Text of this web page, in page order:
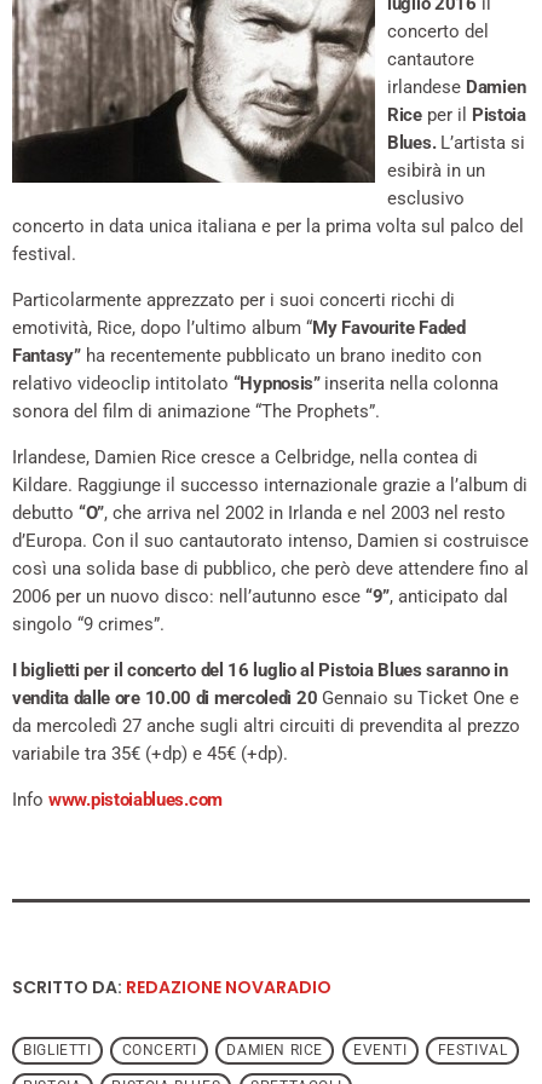
concerto del
cantautore
irlandese Damien
Riceper il Pistoia
Blues.L’artista si
esibirà in un
esclusivo
concerto in data unica italiana e per la prima volta sul palco del
festival.
Particolarmente apprezzato per i suoi concerti ricchi di
emotività, Rice, dopo l’ultimo album “My Favourite Faded
Fantasy”ha recentemente pubblicato un brano inedito con
relativo videoclip intitolato “Hypnosis” inserita nella colonna
sonora del film di animazione “The Prophets”.
Irlandese, Damien Rice cresce a Celbridge, nella contea di
Kildare. Raggiunge il successo internazionale grazie a l’album di
debutto “O”, che arriva nel 2002 in Irlanda e nel 2003 nel resto
d’Europa. Con il suo cantautorato intenso, Damien si costruisce
così una solida base di pubblico, che però deve attendere fino al
2006 per un nuovo disco: nell’autunno esce “9”, anticipato dal
singolo “9 crimes”.
I biglietti per il concerto del 16 luglio al Pistoia Blues saranno in
vendita dalle ore 10.00 di mercoledì 20 Gennaio su Ticket One e
da mercoledì 27 anche sugli altri circuiti di prevendita al prezzo
variabile tra 35€ (+dp) e 45€ (+dp).
Info www.pistoiablues.com
SCRITTO DA: REDAZIONE NOVARADIO
BIGLIETTI CONCERTI DAMIEN RICE EVENTI FESTIVAL